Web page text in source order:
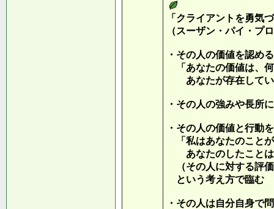
「クライアントを勇気
（スーザン・パイ・プ
・その人の価値を認め
「あなたの価値は、
あなたが存在してい
・その人の強みや長所
・その人の価値と行動
「私はあなたのこと
あなたのしたことは
（その人に対する評
という考え方で臨む
・その人は自分自身で